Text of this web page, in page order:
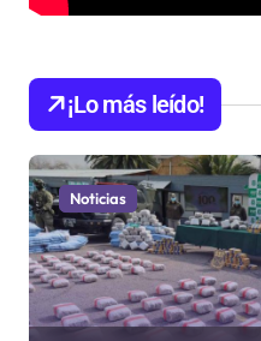
¡Lo más leído!
Noticias